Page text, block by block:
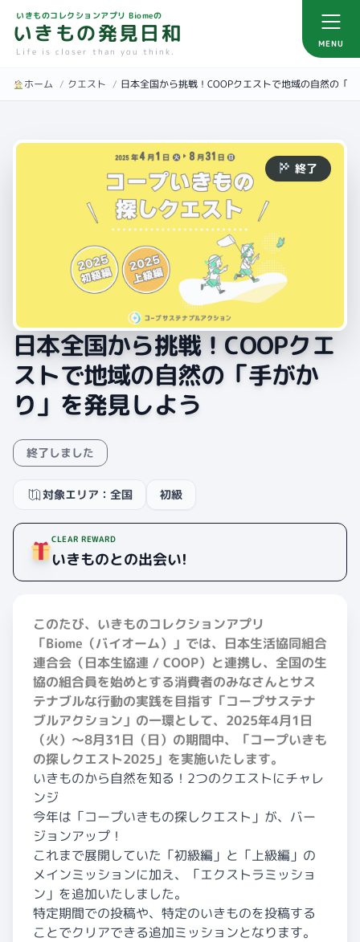
いきものコレクションアプリ Biomeの
いきもの発見日和
Life is closer than you think.
MENU
ホーム / クエスト / 日本全国から挑戦！COOPクエストで地域の自然の「
終了
日本全国から挑戦！COOPクエ
ストで地域の自然の「手がか
り」を発見しよう
終了しました
対象エリア：全国 初級
CLEAR REWARD
いきものとの出会い!
このたび、いきものコレクションアプリ
「Biome（バイオーム）」では、日本生活協同組合
連合会（日本生協連 / COOP）と連携し、全国の生
協の組合員を始めとする消費者のみなさんとサス
テナブルな行動の実践を目指す「コープサステナ
ブルアクション」の一環として、2025年4月1日
（火）〜8月31日（日）の期間中、「コープいきも
の探しクエスト2025」を実施いたします。
いきものから自然を知る！2つのクエストにチャレ
ンジ
今年は「コープいきもの探しクエスト」が、バー
ジョンアップ！
これまで展開していた「初級編」と「上級編」の
メインミッションに加え、「エクストラミッショ
ン」を追加いたしました。
特定期間での投稿や、特定のいきものを投稿する
ことでクリアできる追加ミッションとなります。